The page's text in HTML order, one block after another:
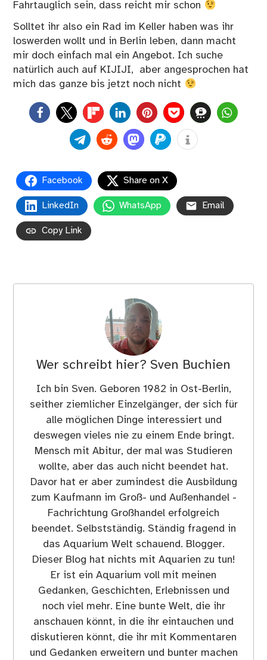
Fahrtauglich sein, dass reicht mir schon
Solltet ihr also ein Rad im Keller haben was ihr
loswerden wollt und in Berlin leben, dann macht
mir doch einfach mal ein Angebot. Ich suche
natürlich auch auf KIJIJI, aber angesprochen hat
mich das ganze bis jetzt noch nicht
0
Facebook Share on X
LinkedIn WhatsApp Email
Copy Link
Wer schreibt hier? Sven Buchien
Ich bin Sven. Geboren 1982 in Ost-Berlin,
seither ziemlicher Einzelgänger, der sich für
alle möglichen Dinge interessiert und
deswegen vieles nie zu einem Ende bringt.
Mensch mit Abitur, der mal was Studieren
wollte, aber das auch nicht beendet hat.
Davor hat er aber zumindest die Ausbildung
zum Kaufmann im Groß- und Außenhandel -
Fachrichtung Großhandel erfolgreich
beendet. Selbstständig. Ständig fragend in
das Aquarium Welt schauend. Blogger.
Dieser Blog hat nichts mit Aquarien zu tun!
Er ist ein Aquarium voll mit meinen
Gedanken, Geschichten, Erlebnissen und
noch viel mehr. Eine bunte Welt, die ihr
anschauen könnt, in die ihr eintauchen und
diskutieren könnt, die ihr mit Kommentaren
und Gedanken erweitern und bunter machen